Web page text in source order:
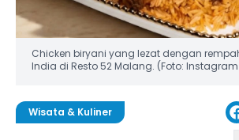
Chicken biryani yang lezat dengan
India di Resto 52 Malang. (Foto: Instagram
Wisata & Kuliner